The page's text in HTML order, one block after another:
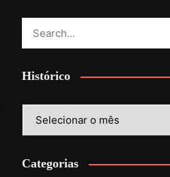
Histórico
Categorias